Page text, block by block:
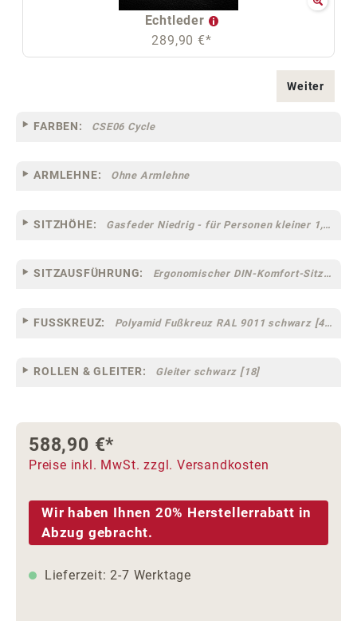
Echtleder
289,90 €*
Weiter
FARBEN: CSE06 Cycle
ARMLEHNE: Ohne Armlehne
SITZHÖHE: Gasfeder Niedrig - für Personen kleiner 1,60 m
SITZAUSFÜHRUNG: Ergonomischer DIN-Komfort-Sitz [75]
FUSSKREUZ: Polyamid Fußkreuz RAL 9011 schwarz [44]
ROLLEN & GLEITER: Gleiter schwarz [18]
588,90 €*
Preise inkl. MwSt. zzgl. Versandkosten
Wir haben Ihnen 20% Herstellerrabatt in
Abzug gebracht.
Lieferzeit: 2-7 Werktage